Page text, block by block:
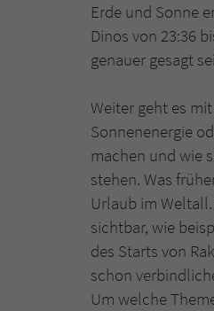
Erde und Sonne
Dinos von 23:36
genauer gesagt
Weiter geht es
Sonnenenergie
machen und wie
stehen. Was
Urlaub im
sichtbar, wie
des Starts von
schon
Um welche